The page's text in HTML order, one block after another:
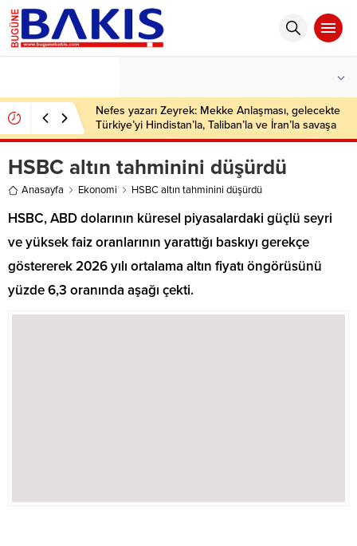
Nefes yazarı Zeyrek: Mekke Anlaşması, gelecekte
Türkiye’yi Hindistan’la, Taliban’la ve İran’la savaşa
sokabilecek kapasitede
HSBC altın tahminini düşürdü
Anasayfa Ekonomi HSBC altın tahminini düşürdü
HSBC, ABD dolarının küresel piyasalardaki güçlü seyri
ve yüksek faiz oranlarının yarattığı baskıyı gerekçe
göstererek 2026 yılı ortalama altın fiyatı öngörüsünü
yüzde 6,3 oranında aşağı çekti.